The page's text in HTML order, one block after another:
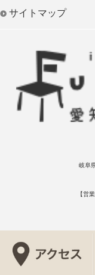
サイトマップ
岐阜
【営